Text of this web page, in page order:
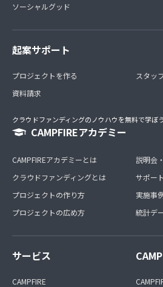
ソーシャルグッド
起案サポート
プロジェクトを作る
資料請求
スタッ
クラウドファンディングのノウハウを無料で学ぼう
CAMPFIREアカデミー
CAMPFIREアカデミーとは
クラウドファンディングとは
プロジェクトの作り方
プロジェクトの広め方
説明会
サポー
実施事
統計デ
サービス
CAMPFIRE